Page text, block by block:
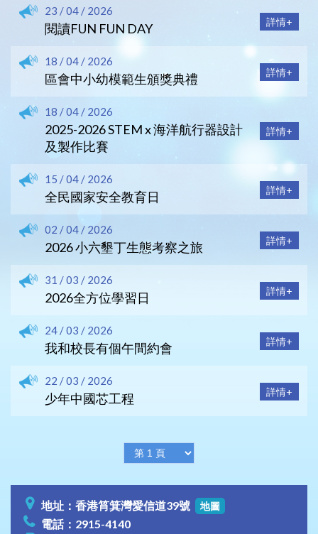
23 / 04 / 2026
閱讀FUN FUN DAY 詳情+
18 / 04 / 2026
區會中小幼模範生頒獎典禮 詳情+
18 / 04 / 2026
2025-2026 STEM x 海洋航行器設計
及製作比賽
詳情+
15 / 04 / 2026
全民國家安全教育日 詳情+
02 / 04 / 2026
2026 小六墾丁生態考察之旅 詳情+
31 / 03 / 2026
2026全方位學習日 詳情+
24 / 03 / 2026
我和校長有個午間約會 詳情+
22 / 03 / 2026
少年中國芯工程 詳情+
地址：香港筲箕灣愛信道39號 地圖
電話：2915-4140